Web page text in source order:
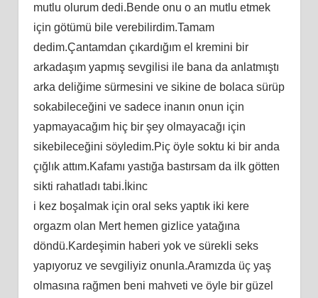
mutlu olurum dedi.Bende onu o an mutlu etmek
için götümü bile verebilirdim.Tamam
dedim.Çantamdan çıkardığım el kremini bir
arkadaşım yapmış sevgilisi ile bana da anlatmıştı
arka deliğime sürmesini ve sikine de bolaca sürüp
sokabileceğini ve sadece inanın onun için
yapmayacağım hiç bir şey olmayacağı için
sikebileceğini söyledim.Piç öyle soktu ki bir anda
çığlık attım.Kafamı yastığa bastırsam da ilk götten
sikti rahatladı tabi.İkinc
i kez boşalmak için oral seks yaptık iki kere
orgazm olan Mert hemen gizlice yatağına
döndü.Kardeşimin haberi yok ve sürekli seks
yapıyoruz ve sevgiliyiz onunla.Aramızda üç yaş
olmasına rağmen beni mahveti ve öyle bir güzel